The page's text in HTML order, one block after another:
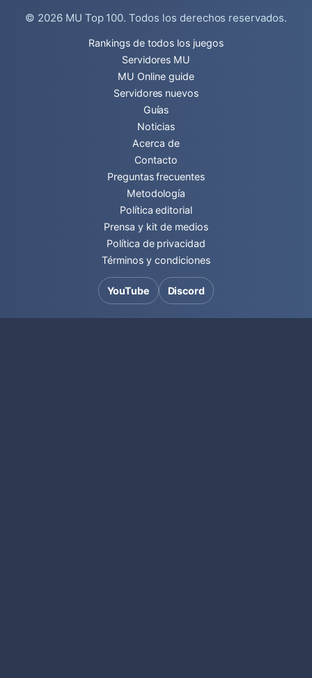
© 2026 MU Top 100. Todos los derechos reservados.
Rankings de todos los juegos
Servidores MU
MU Online guide
Servidores nuevos
Guías
Noticias
Acerca de
Contacto
Preguntas frecuentes
Metodología
Política editorial
Prensa y kit de medios
Política de privacidad
Términos y condiciones
YouTube Discord